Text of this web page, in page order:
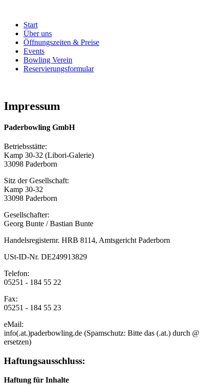
Start
Über uns
Öffnungszeiten & Preise
Events
Bowling Verein
Reservierungsformular
Impressum
Paderbowling GmbH
Betriebsstätte:
Kamp 30-32 (Libori-Galerie)
33098 Paderborn
Sitz der Gesellschaft:
Kamp 30-32
33098 Paderborn
Gesellschafter:
Georg Bunte / Bastian Bunte
Handelsregisternr. HRB 8114, Amtsgericht Paderborn
USt-ID-Nr. DE249913829
Telefon:
05251 - 184 55 22
Fax:
05251 - 184 55 23
eMail:
info(.at.)paderbowling.de (Spamschutz: Bitte das (.at.) durch @
ersetzen)
Haftungsausschluss:
Haftung für Inhalte